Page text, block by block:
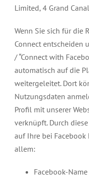
Limited, 4 Grand
Wenn Sie sich für die
Connect entscheiden
/ “Connect with
automatisch auf die
weitergeleitet. Dort
Nutzungsdaten
Profil mit unserer
verknüpft. Durch
auf Ihre bei
allem:
Facebook-Name